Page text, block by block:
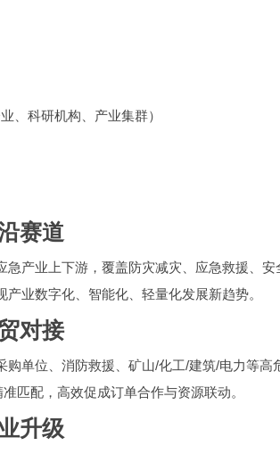
、科研机构、产业集群）
赛道
急产业上下游，覆盖防灾减灾、应急救援、
业数字化、智能化、轻量化发展新趋势。
对接
购单位、消防救援、矿山/化工/建筑/电力等
匹配，高效促成订单合作与资源联动。
升级